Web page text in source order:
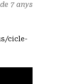
7 anys
cicle-